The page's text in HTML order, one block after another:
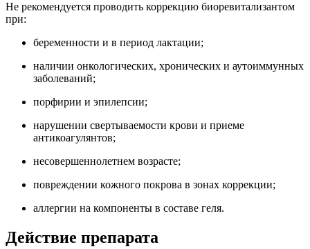
Не рекомендуется проводить коррекцию биоревитализантом
при:
беременности и в период лактации;
наличии онкологических, хронических и аутоиммунных
заболеваний;
порфирии и эпилепсии;
нарушении свертываемости крови и приеме
антикоагулянтов;
несовершеннолетнем возрасте;
повреждении кожного покрова в зонах коррекции;
аллергии на компоненты в составе геля.
Действие препарата